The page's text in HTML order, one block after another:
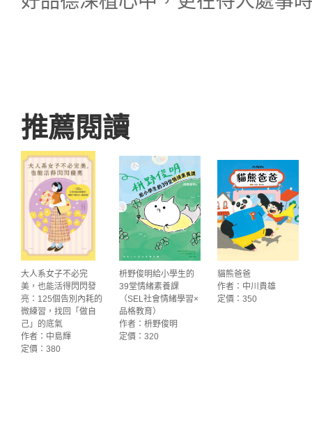
推薦閱讀
大人系女子不必完
美，也能活得閃閃發
亮：125個告別內耗的
微練習，找回「做自
己」的底氣
作者：中島輝
定價：380
枡野俊明給小學生的
39堂情緒素養課
（SEL社會情緒學習×
品格教育）
作者：枡野俊明
定價：320
貓熊爸爸
作者：中川貴雄
定價：350